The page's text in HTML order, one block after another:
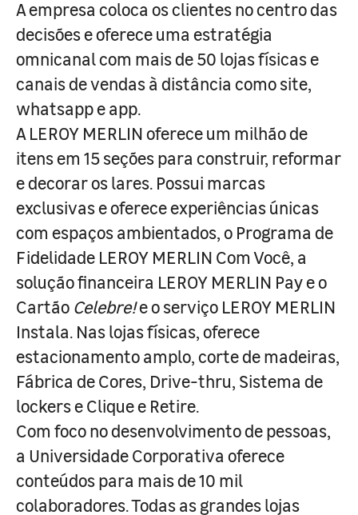
A empresa coloca os clientes no centro das
decisões e oferece uma estratégia
omnicanal com mais de 50 lojas físicas e
canais de vendas à distância como site,
whatsapp e app.
A LEROY MERLIN oferece um milhão de
itens em 15 seções para construir, reformar
e decorar os lares. Possui marcas
exclusivas e oferece experiências únicas
com espaços ambientados, o Programa de
Fidelidade LEROY MERLIN Com Você, a
solução financeira LEROY MERLIN Pay e o
Cartão Celebre!e o serviço LEROY MERLIN
Instala. Nas lojas físicas, oferece
estacionamento amplo, corte de madeiras,
Fábrica de Cores, Drive-thru, Sistema de
lockers e Clique e Retire.
Com foco no desenvolvimento de pessoas,
a Universidade Corporativa oferece
conteúdos para mais de 10 mil
colaboradores. Todas as grandes lojas